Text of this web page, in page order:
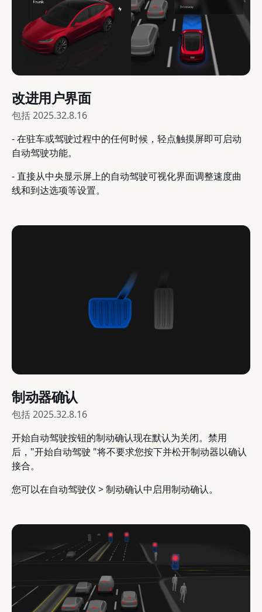
改进用户界面
包括2025.32.8.16
- 在驻车或驾驶过程中的任何时候，轻点触摸屏即可启动
自动驾驶功能。
- 直接从中央显示屏上的自动驾驶可视化界面调整速度曲
线和到达选项等设置。
制动器确认
包括2025.32.8.16
开始自动驾驶按钮的制动确认现在默认为关闭。禁用
后，"开始自动驾驶 "将不要求您按下并松开制动器以确认
接合。
您可以在自动驾驶仪 > 制动确认中启用制动确认。